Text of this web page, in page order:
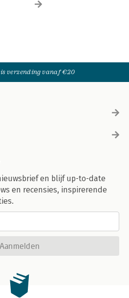
verzending vanaf €20
en blijf up-to-date
en recensies, inspirerende
Aanmelden